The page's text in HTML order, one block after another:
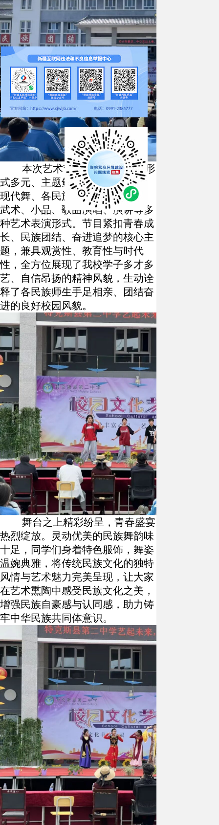
本次艺术节节目内容丰富、形
式多元、主题鲜明，集合民族舞、
现代舞、各民族大团结集体舞蹈、
武术、小品、歌曲演唱、演讲等多
种艺术表演形式。节目紧扣青春成
长、民族团结、奋进追梦的核心主
题，兼具观赏性、教育性与时代
性，全方位展现了我校学子多才多
艺、自信昂扬的精神风貌，生动诠
释了各民族师生手足相亲、团结奋
进的良好校园风貌。
舞台之上精彩纷呈，青春盛宴
热烈绽放。灵动优美的民族舞韵味
十足，同学们身着特色服饰，舞姿
温婉典雅，将传统民族文化的独特
风情与艺术魅力完美呈现，让大家
在艺术熏陶中感受民族文化之美，
增强民族自豪感与认同感，助力铸
牢中华民族共同体意识。